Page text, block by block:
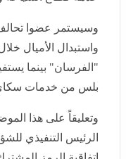
وسيستمر عضوا تحالف
واستبدال الأميال
"الفرسان" بينما
من خدمات سكاي
وتعليقاً على هذا
الرئيس التنفيذي
اتفاقية الرمز
الخطوط السعودية